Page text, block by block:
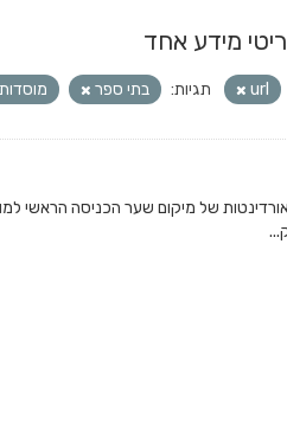
מידע אחד
url תגיות: בתי ספר
של מיקום שער הכניסה הראשי